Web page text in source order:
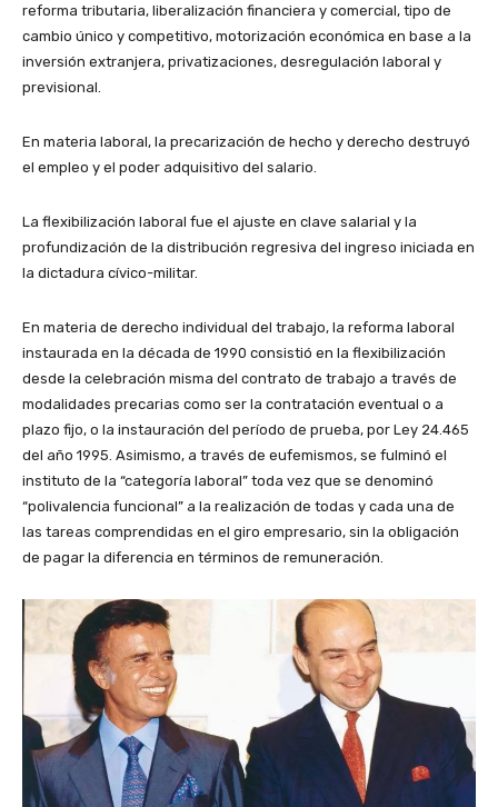
reforma tributaria, liberalización financiera y comercial, tipo de
cambio único y competitivo, motorización económica en base a la
inversión extranjera, privatizaciones, desregulación laboral y
previsional.
En materia laboral, la precarización de hecho y derecho destruyó
el empleo y el poder adquisitivo del salario.
La flexibilización laboral fue el ajuste en clave salarial y la
profundización de la distribución regresiva del ingreso iniciada en
la dictadura cívico-militar.
En materia de derecho individual del trabajo, la reforma laboral
instaurada en la década de 1990 consistió en la flexibilización
desde la celebración misma del contrato de trabajo a través de
modalidades precarias como ser la contratación eventual o a
plazo fijo, o la instauración del período de prueba, por Ley 24.465
del año 1995. Asimismo, a través de eufemismos, se fulminó el
instituto de la “categoría laboral” toda vez que se denominó
“polivalencia funcional” a la realización de todas y cada una de
las tareas comprendidas en el giro empresario, sin la obligación
de pagar la diferencia en términos de remuneración.